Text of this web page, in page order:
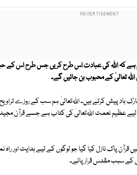
ہے کہ اﷲ کی عبادت اس طرح کریں جس طرح اس کے
اﷲ تعالیٰ کے محبوب بن جائیں گے۔
پیش کرتے ہیں۔ اﷲتعالیٰ ہم سب کے روزے تراویح
لیے عظیم نعمت اﷲتعالیٰ کی کتاب ہے جسے قرآن
پاک نازل کیا گیا جو لوگوں کے لیے ہدایت اور راہ
کے سبب مقدس قرار پائے۔